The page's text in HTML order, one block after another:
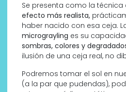
Se presenta como la técnica
efecto más realista,
haber nacido con esa ceja.
micrograyling es su
sombras, colores y
ilusión de una ceja real, no
Podremos tomar el sol en
(a la par que pudendas),